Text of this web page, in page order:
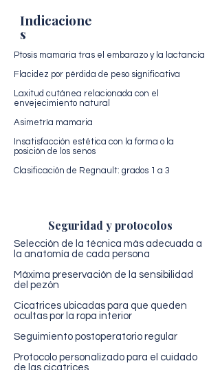
Indicacione
s
Ptosis mamaria tras el embarazo y la lactancia
Flacidez por pérdida de peso significativa
Laxitud cutánea relacionada con el
envejecimiento natural
Asimetría mamaria
Insatisfacción estética con la forma o la
posición de los senos
Clasificación de Regnault: grados 1 a 3
Seguridad y protocolos
Selección de la técnica más adecuada a
la anatomía de cada persona
Máxima preservación de la sensibilidad
del pezón
Cicatrices ubicadas para que queden
ocultas por la ropa interior
Seguimiento postoperatorio regular
Protocolo personalizado para el cuidado
de las cicatrices